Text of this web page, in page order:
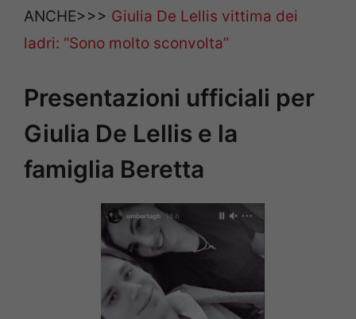
ANCHE>>> Giulia De Lellis vittima dei
ladri: “Sono molto sconvolta”
Presentazioni ufficiali per
Giulia De Lellis e la
famiglia Beretta